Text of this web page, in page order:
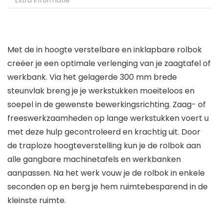
Met de in hoogte verstelbare en inklapbare rolbok
creëer je een optimale verlenging van je zaagtafel of
werkbank. Via het gelagerde 300 mm brede
steunvlak breng je je werkstukken moeiteloos en
soepel in de gewenste bewerkingsrichting. Zaag- of
freeswerkzaamheden op lange werkstukken voert u
met deze hulp gecontroleerd en krachtig uit. Door
de traploze hoogteverstelling kun je de rolbok aan
alle gangbare machinetafels en werkbanken
aanpassen. Na het werk vouw je de rolbok in enkele
seconden op en berg je hem ruimtebesparend in de
kleinste ruimte.